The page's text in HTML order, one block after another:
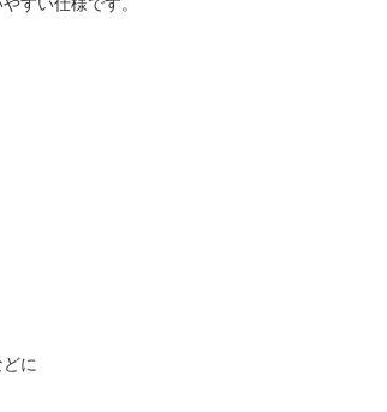
に